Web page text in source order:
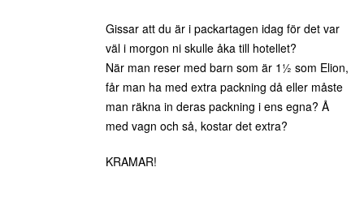
Gissar att du är i packartagen idag för det var
väl i morgon ni skulle åka till hotellet?
När man reser med barn som är 1½ som Elion,
får man ha med extra packning då eller måste
man räkna in deras packning i ens egna? Å
med vagn och så, kostar det extra?
KRAMAR!